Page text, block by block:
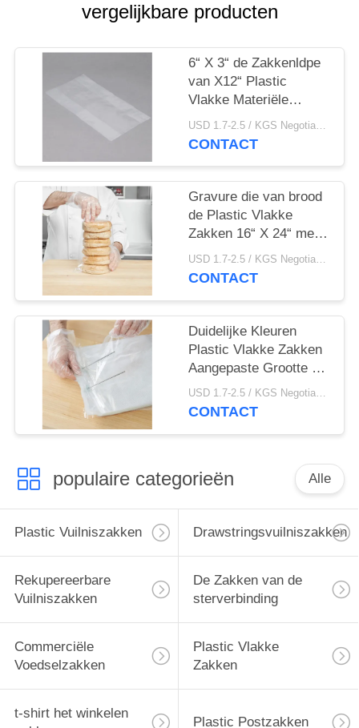
vergelijkbare producten
6“ X 3“ de Zakkenldpe
van X12“ Plastic
Vlakke Materiële
Duidelijke Kleur voor
Voedsel
USD 1.7-2.5 / KGS Negotiable MOQ:1000KGS
CONTACT
Gravure die van brood
de Plastic Vlakke
Zakken 16“ X 24“ met
Micro- Perforaties
drukt
USD 1.7-2.5 / KGS Negotiable MOQ:1000KGS
CONTACT
Duidelijke Kleuren
Plastic Vlakke Zakken
Aangepaste Grootte 10
- 100MIC-Dikte
USD 1.7-2.5 / KGS Negotiable MOQ:1000KGS
CONTACT
populaire categorieën Alle
Plastic Vuilniszakken Drawstringsvuilniszakken
Rekupereerbare
Vuilniszakken
De Zakken van de
sterverbinding
Commerciële
Voedselzakken
Plastic Vlakke
Zakken
t-shirt het winkelen
Plastic Postzakken